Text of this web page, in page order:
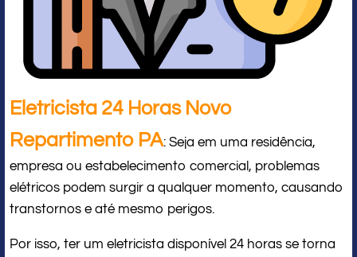
Eletricista 24 Horas Novo
Repartimento PA: Seja em uma residência,
empresa ou estabelecimento comercial, problemas
elétricos podem surgir a qualquer momento, causando
transtornos e até mesmo perigos.
Por isso, ter um eletricista disponível 24 horas se torna